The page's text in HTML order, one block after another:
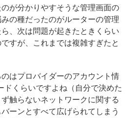
が分かりやすそうな管理画面の
の種だったのがルーターの管理
、次は問題が起きたときくらい
すが、これまでは複雑すぎたと
はプロバイダーのアカウント情
ドくらいですよね（自分で決めた
触らないネットワークに関する
ーンとすべて広げられてしまう